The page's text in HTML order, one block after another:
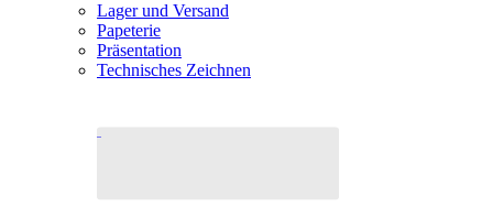
Lager und Versand
Papeterie
Präsentation
Technisches Zeichnen